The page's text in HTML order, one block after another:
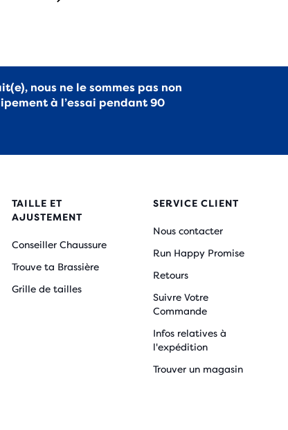
nous ne le sommes pas non
à l’essai pendant 90
TAILLE ET
AJUSTEMENT
Conseiller Chaussure
Trouve ta Brassière
Grille de tailles
SERVICE CLIENT
Nous contacter
Run Happy Promise
Retours
Suivre Votre
Commande
Infos relatives à
l'expédition
Trouver un magasin